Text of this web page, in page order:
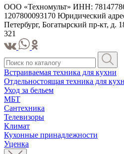
ООО «Техномульт» ИНН:
1207800093170 Юридический
Петербург, Богатырский пр-кт, д.
321
Встраиваемая техника для кухни
Отдельностоящая техника для
Уход за бельем
МБТ
Сантехника
Телевизоры
Климат
Кухонные принадлежности
Уценка